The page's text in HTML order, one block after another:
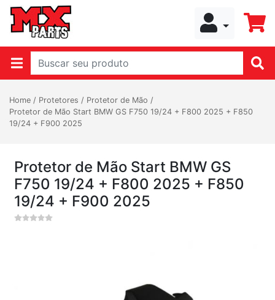
Home / Protetores / Protetor de Mão /
Protetor de Mão Start BMW GS F750 19/24 + F800 2025 + F850
19/24 + F900 2025
Protetor de Mão Start BMW GS
F750 19/24 + F800 2025 + F850
19/24 + F900 2025